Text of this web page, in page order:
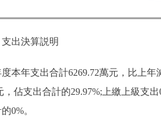
支出決算説明
度本年支出合計6269.72萬元，比上
，佔支出合計的29.97%;上繳上級支
0%。